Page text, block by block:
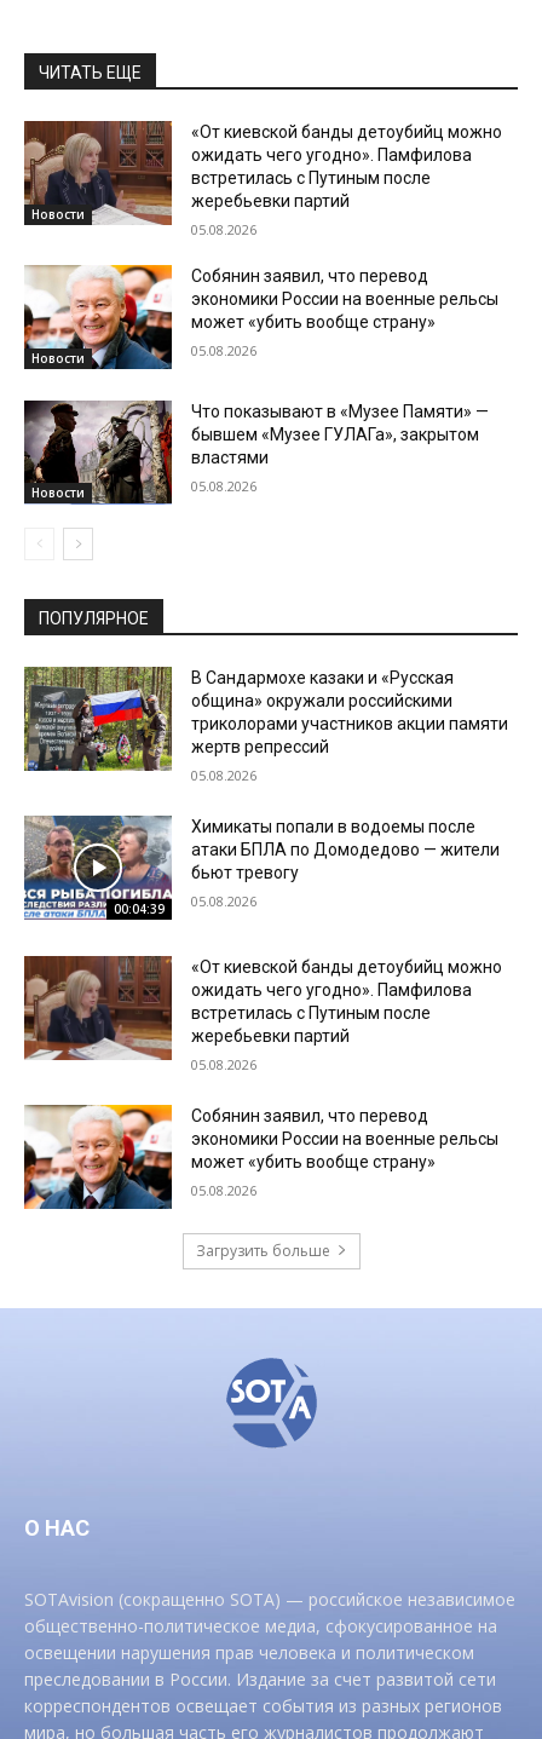
ЧИТАТЬ ЕЩЕ
Новости
«От киевской банды детоубийц можно
ожидать чего угодно». Памфилова
встретилась с Путиным после
жеребьевки партий
05.08.2026
Новости
Собянин заявил, что перевод
экономики России на военные рельсы
может «убить вообще страну»
05.08.2026
Новости
Что показывают в «Музее Памяти» —
бывшем «Музее ГУЛАГа», закрытом
властями
05.08.2026
ПОПУЛЯРНОЕ
В Сандармохе казаки и «Русская
община» окружали российскими
триколорами участников акции памяти
жертв репрессий
05.08.2026
00:04:39
Химикаты попали в водоемы после
атаки БПЛА по Домодедово — жители
бьют тревогу
05.08.2026
«От киевской банды детоубийц можно
ожидать чего угодно». Памфилова
встретилась с Путиным после
жеребьевки партий
05.08.2026
Собянин заявил, что перевод
экономики России на военные рельсы
может «убить вообще страну»
05.08.2026
Загрузить больше
О НАС
SOTAvision (сокращенно SOTA) — российское независимое
общественно-политическое медиа, сфокусированное на
освещении нарушения прав человека и политическом
преследовании в России. Издание за счет развитой сети
корреспондентов освещает события из разных регионов
мира, но большая часть его журналистов продолжают